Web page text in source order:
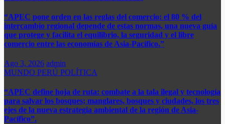
“APEC pone orden en las reglas del comercio: el 80 % del
intercambio regional depende de estas normas, una nueva guía
que protege y facilita el equilibrio, la seguridad y el libre
comercio entre las economías de Asia-Pacífico.”​
Ago 3, 2026 admin
MUNDO PERÚ POLÍTICA
“APEC define hoja de ruta: combate a la tala ilegal y tecnología
para salvar los bosques; manglares, bosques y ciudades, los tres
ejes de la nueva estrategia ambiental de la región de Asia-
Pacífico”.